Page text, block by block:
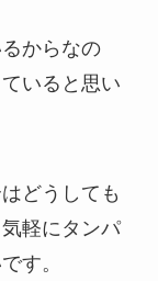
からなの
いると思い
どうしても
軽にタンパ
す。